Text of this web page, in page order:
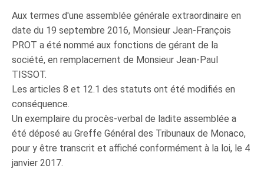
Aux termes d'une assemblée générale extraordinaire en
date du 19 septembre 2016, Monsieur Jean-François
PROT a été nommé aux fonctions de gérant de la
société, en remplacement de Monsieur Jean-Paul
TISSOT.
Les articles 8 et 12.1 des statuts ont été modifiés en
conséquence.
Un exemplaire du procès-verbal de ladite assemblée a
été déposé au Greffe Général des Tribunaux de Monaco,
pour y être transcrit et affiché conformément à la loi, le 4
janvier 2017.